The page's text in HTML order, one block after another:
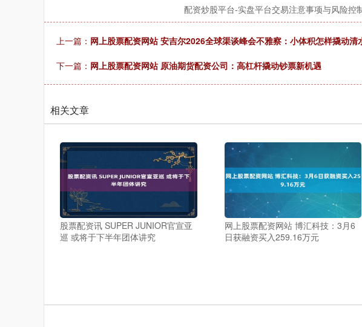
配资炒股平台-实盘平台交易注意事项与风险控
上一篇： 网上股票配资网站 安吉尔2026全球渠谈峰会不雅察：小体积怎样撬动清
下一篇： 网上股票配资网站 原油期货配资公司：高杠杆撬动钞票新机遇
相关文章
股票配资讯 SUPER JUNIOR官宣亚
巡 或将于下半年团体讲究
网上股票配资网站 博汇科技：3月6
日获融资买入259.16万元